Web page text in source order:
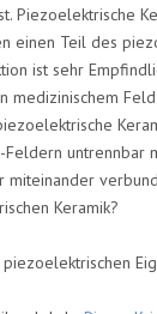
Piezoelektrische
einen Teil des
ist sehr
medizinischem Feld
untrennbar
miteinander
Keramik?